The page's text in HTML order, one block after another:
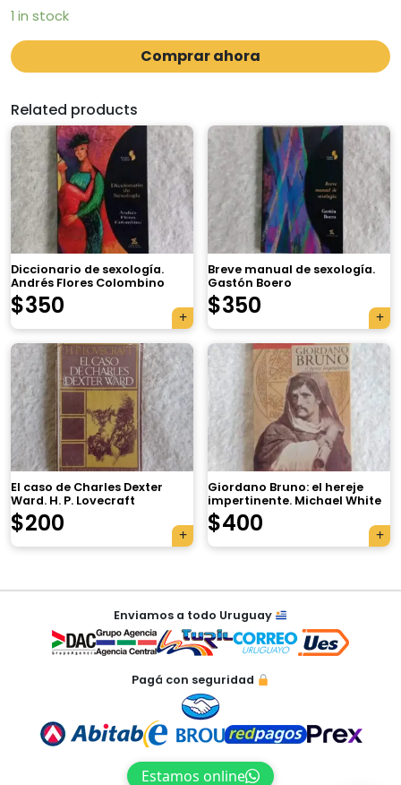
1 in stock
Comprar ahora
Related products
Diccionario de sexología.
Andrés Flores Colombino
$350
Breve manual de sexología.
Gastón Boero
$350
El caso de Charles Dexter
Ward. H. P. Lovecraft
$200
Giordano Bruno: el hereje
impertinente. Michael White
$400
Navegación
entradas
Enviamos a todo Uruguay
Pagá con seguridad
Estamos online
×
Tu carrito está vacío.
automáticamente.